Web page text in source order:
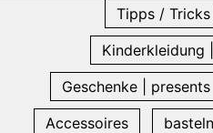
Tipps /
Kinderkleidung
Geschenke | presents
Accessoires